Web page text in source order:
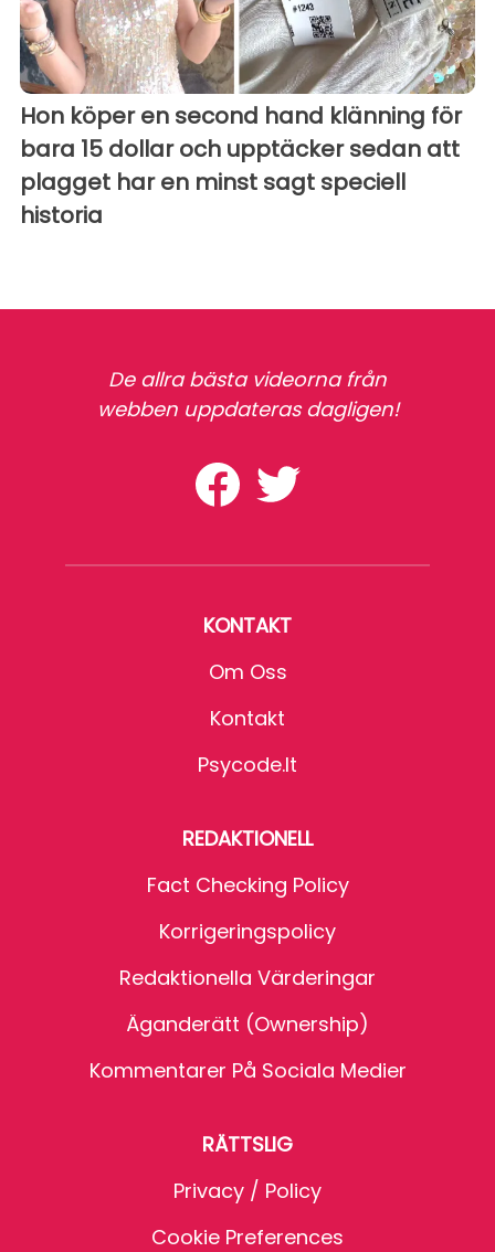
Hon köper en second hand klänning för
bara 15 dollar och upptäcker sedan att
plagget har en minst sagt speciell
historia
De allra bästa videorna från
webben uppdateras dagligen!
KONTAKT
Om Oss
Kontakt
Psycode.it
REDAKTIONELL
Fact Checking Policy
Korrigeringspolicy
Redaktionella Värderingar
Äganderätt (Ownership)
Kommentarer På Sociala Medier
RÄTTSLIG
Privacy / Policy
Cookie Preferences